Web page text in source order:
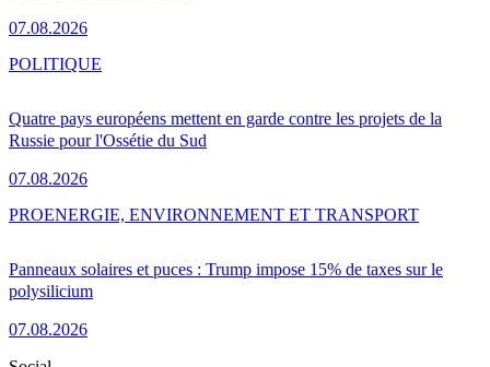
07.08.2026
Quatre pays européens mettent en garde contre les projets de la
Russie pour l'Ossétie du Sud
07.08.2026
POLITIQUE
Panneaux solaires et puces : Trump impose 15% de taxes sur le
polysilicium
07.08.2026
PROENERGIE, ENVIRONNEMENT ET TRANSPORT